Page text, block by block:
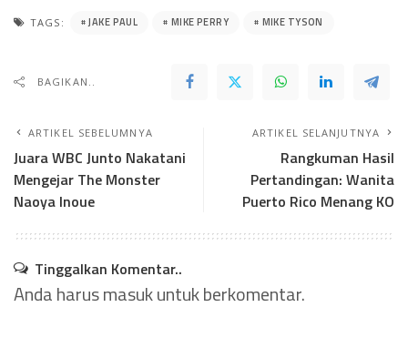
TAGS: JAKE PAUL MIKE PERRY MIKE TYSON
BAGIKAN..
ARTIKEL SEBELUMNYA
Juara WBC Junto Nakatani
Mengejar The Monster
Naoya Inoue
ARTIKEL SELANJUTNYA
Rangkuman Hasil
Pertandingan: Wanita
Puerto Rico Menang KO
Tinggalkan Komentar..
Anda harusmasukuntuk berkomentar.